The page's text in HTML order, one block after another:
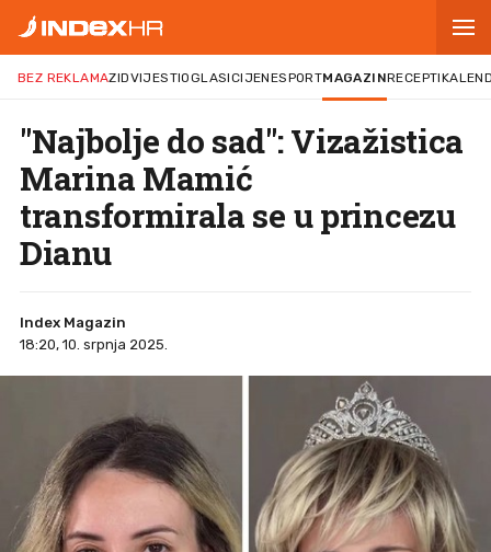
BEZ REKLAMAZIDVIJESTIOGLASICIJENESPORTMAGAZINRECEPTI
"Najbolje do sad": Vizažistica
Marina Mamić
transformirala se u princezu
Dianu
Index Magazin
18:20, 10. srpnja 2025.